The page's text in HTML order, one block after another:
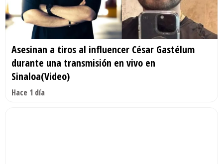
Asesinan a tiros al influencer César Gastélum
durante una transmisión en vivo en
Sinaloa(Video)
Hace 1 día